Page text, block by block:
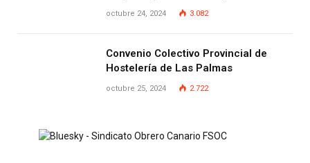
Palmas.
octubre 24, 2024 3.082
Convenio Colectivo Provincial de
Hostelería de Las Palmas
octubre 25, 2024 2.722